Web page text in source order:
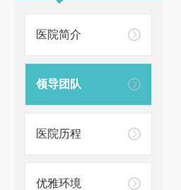
医院简介
领导团队
医院历程
优雅环境